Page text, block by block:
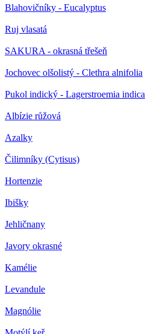
Blahovičníky - Eucalyptus
Ruj vlasatá
SAKURA - okrasná třešeň
Jochovec olšolistý - Clethra alnifolia
Pukol indický - Lagerstroemia indica
Albízie růžová
Azalky
Čilimníky (Cytisus)
Hortenzie
Ibišky
Jehličnany
Javory okrasné
Kamélie
Levandule
Magnólie